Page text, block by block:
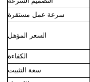
سرعة عمل مستقرة
السعر المؤهل
الكفاءة
سعة التثبيت